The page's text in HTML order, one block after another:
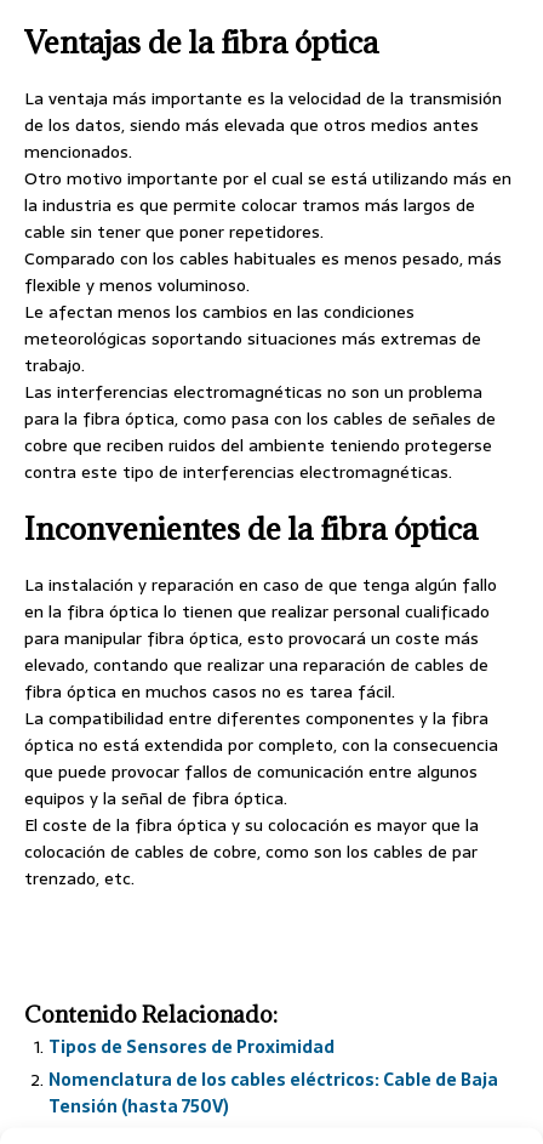
Ventajas de la fibra óptica
La ventaja más importante es la velocidad de la transmisión
de los datos, siendo más elevada que otros medios antes
mencionados.
Otro motivo importante por el cual se está utilizando más en
la industria es que permite colocar tramos más largos de
cable sin tener que poner repetidores.
Comparado con los cables habituales es menos pesado, más
flexible y menos voluminoso.
Le afectan menos los cambios en las condiciones
meteorológicas soportando situaciones más extremas de
trabajo.
Las interferencias electromagnéticas no son un problema
para la fibra óptica, como pasa con los cables de señales de
cobre que reciben ruidos del ambiente teniendo protegerse
contra este tipo de interferencias electromagnéticas.
Inconvenientes de la fibra óptica
La instalación y reparación en caso de que tenga algún fallo
en la fibra óptica lo tienen que realizar personal cualificado
para manipular fibra óptica, esto provocará un coste más
elevado, contando que realizar una reparación de cables de
fibra óptica en muchos casos no es tarea fácil.
La compatibilidad entre diferentes componentes y la fibra
óptica no está extendida por completo, con la consecuencia
que puede provocar fallos de comunicación entre algunos
equipos y la señal de fibra óptica.
El coste de la fibra óptica y su colocación es mayor que la
colocación de cables de cobre, como son los cables de par
trenzado, etc.
Contenido Relacionado:
Tipos de Sensores de Proximidad
Nomenclatura de los cables eléctricos: Cable de Baja
Tensión (hasta 750V)